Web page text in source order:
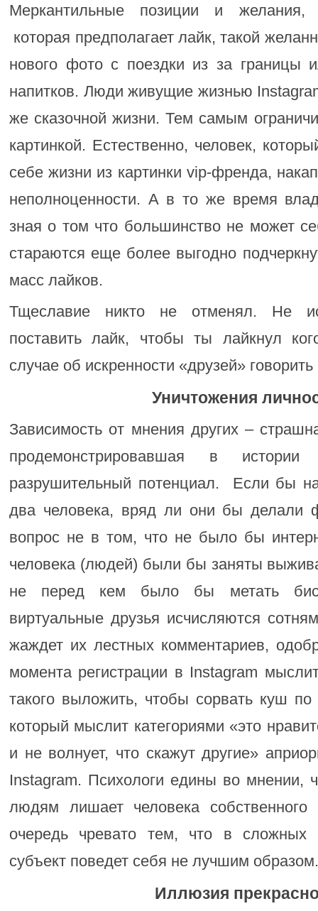
Меркантильные позиции и желания,
которая предполагает лайк, такой
нового фото с поездки из за границы
напитков. Люди живущие жизнью
же сказочной жизни. Тем самым
картинкой. Естественно, человек,
себе жизни из картинки vip-френда,
неполноценности. А в то же время
зная о том что большинство не может
стараются еще более выгодно
масс лайков.
Тщеславие никто не отменял. Не
поставить лайк, чтобы ты лайкнул
случае об искренности «друзей»
Уничтожения
Зависимость от мнения других –
продемонстрировавшая в истории
разрушительный потенциал. Если бы
два человека, вряд ли они бы делали
вопрос не в том, что не было бы
человека (людей) были бы заняты
не перед кем было бы метать
виртуальные друзья исчисляются
жаждет их лестных комментариев,
момента регистрации в Instagram
такого выложить, чтобы сорвать куш
который мыслит категориями «это
и не волнует, что скажут другие»
Instagram. Психологи едины во мнении,
людям лишает человека
очередь чревато тем, что в сложных
субъект поведет себя не лучшим образом.
Иллюзия